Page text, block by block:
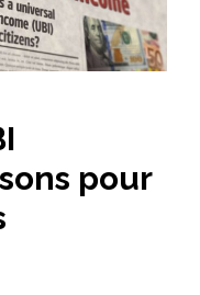
pour